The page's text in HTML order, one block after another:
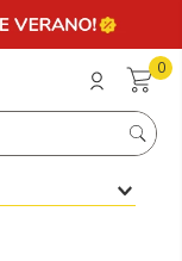
0
buscados